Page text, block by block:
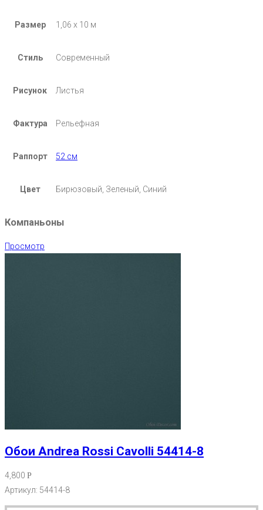
Размер 1,06 х 10 м
Стиль Современный
Рисунок Листья
Фактура Рельефная
Раппорт 52 см
Цвет Бирюзовый, Зеленый, Синий
Компаньоны
Просмотр
Обои Andrea Rossi Cavolli 54414-8
4,800 Р
Артикул: 54414-8